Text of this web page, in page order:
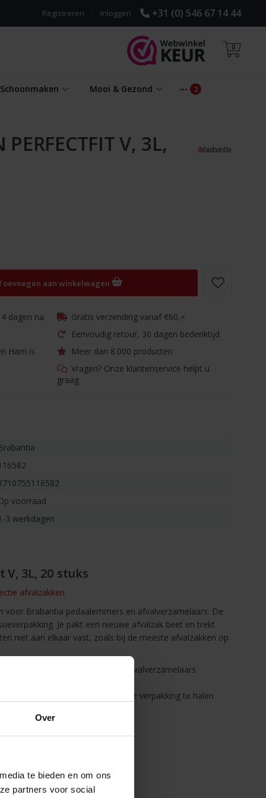
Over
te bieden en om ons
partners voor social
+31 (0) 546 67 14 44
Inloggen
Registreren
0
Mooi & Gezond
V, 3L,
aan winkelwagen
dagen na
Gratis verzending vanaf €60,=
Eenvoudig retour, 30 dagen bedenktijd
Ham is
Meer dan 8.000 producten
Vragen? Onze klantenservice helpt u
graag
voorraad
3 werkdagen
3L, 20 stuks
afvalzakken
voor Brabantia pedaalemmers en afvalverzamelaars. De
Je pakt een nieuwe afvalzak beet en trekt
niet aan elkaar vast, zoals bij de meeste afvalzakken op
op Brabantia pedaalemmers en afvalverzamelaars
zijn eenvoudig per stuk uit de verpakking te halen